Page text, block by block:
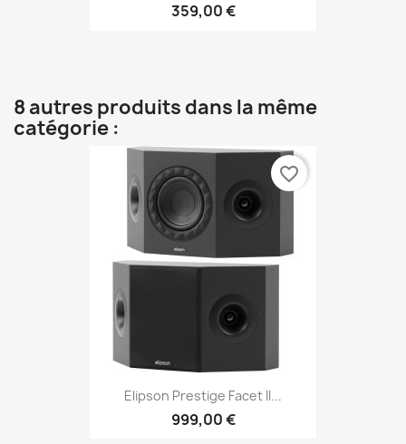
359,00 €
8 autres produits dans la même
catégorie :
Elipson Prestige Facet II...
999,00 €
favorite_border